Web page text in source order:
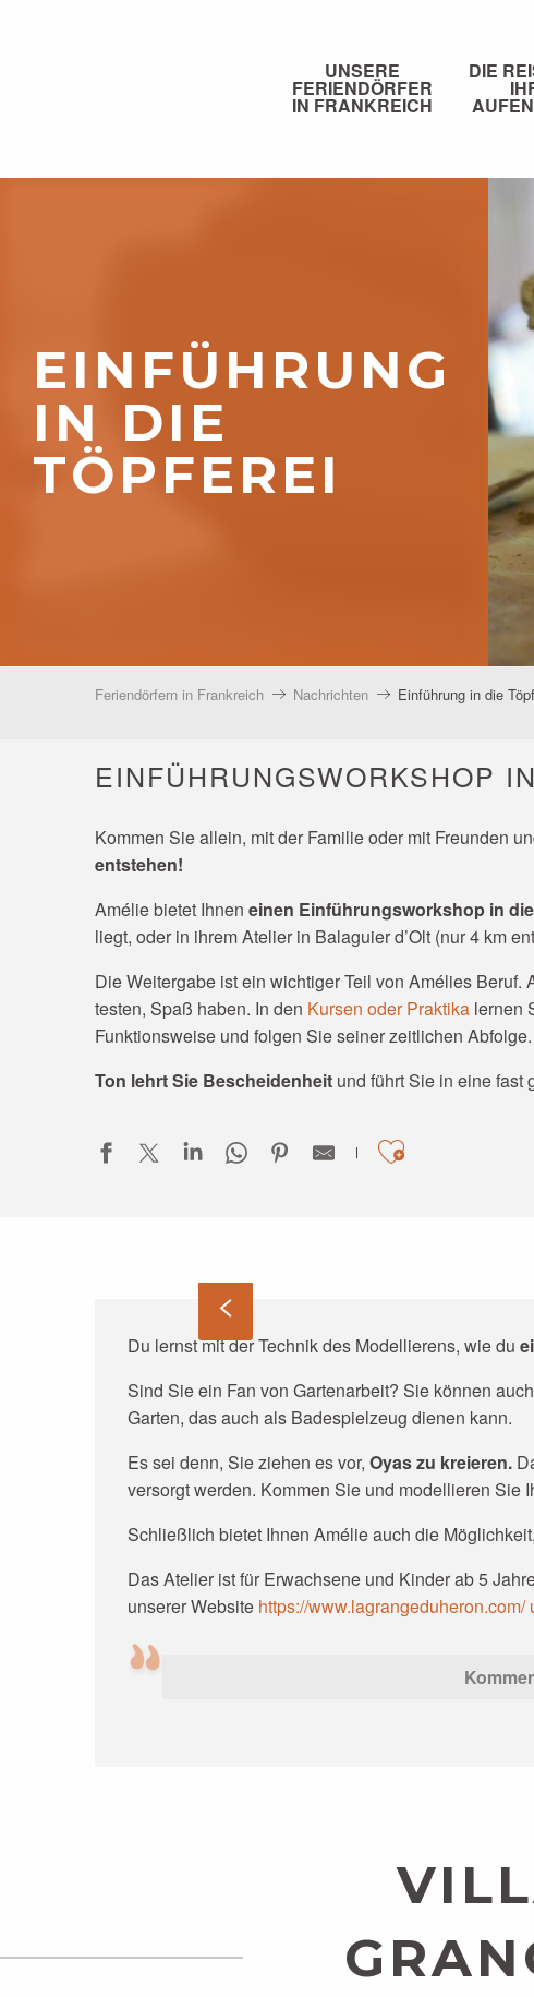
UNSERE
FERIENDÖRFER
IN FRANKREICH
DIE
EINFÜHRUNG
IN DIE
TÖPFEREI
Feriendörfern in Frankreich Nachrichten Einführung in die
EINFÜHRUNGSWORKSHOP
Kommen Sie allein, mit der Familie oder mit Freunden
entstehen!
Amélie bietet Ihnen einen Einführungsworkshop in
liegt, oder in ihrem Atelier in Balaguier d’Olt (nur 4 km
Die Weitergabe ist ein wichtiger Teil von Amélies
testen, Spaß haben. In den Kursen oder Praktika lernen
Funktionsweise und folgen Sie seiner zeitlichen
Ton lehrt Sie Bescheidenheit und führt Sie in eine fast
Ajouter
Du lernst mit der Technik des Modellierens, wie du
Sind Sie ein Fan von Gartenarbeit? Sie können auch
Garten, das auch als Badespielzeug dienen kann.
Es sei denn, Sie ziehen es vor, Oyas zu kreieren.
versorgt werden. Kommen Sie und modellieren Sie
Schließlich bietet Ihnen Amélie auch die Möglichkeit,
Das Atelier ist für Erwachsene und Kinder ab 5
unserer Website https://www.lagrangeduheron.com/